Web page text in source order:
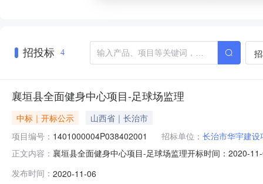
招投标 4
襄垣县全面健身中心项目-足球场监理
中标｜开标公示
山西省｜长治市
项目编号： 1401000004P038402001 招标单位： 长治市华宇建
正文内容： 襄垣县全面健身中心项目-足球场监理开标时间：2020-
6日08:40:09；质量目标：合格。2、投标人名称:山西壬
发布时间： 2020-11-06